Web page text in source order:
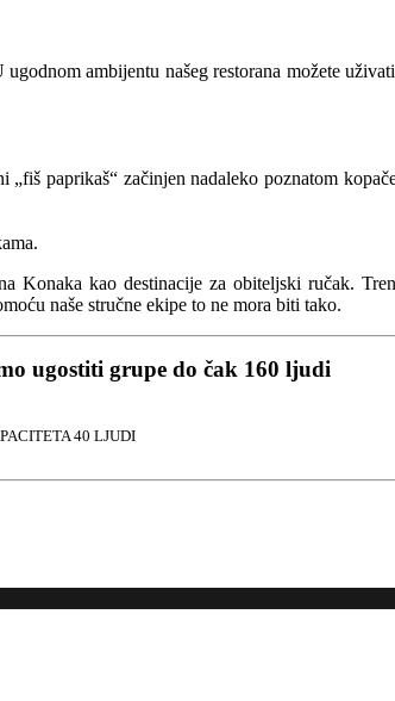
ambijentu našeg restorana možete
paprikaš“ začinjen nadaleko poznatom
Konaka kao destinacije za obiteljski ručak.
naše stručne ekipe to ne mora biti tako.
ugostiti grupe do čak 160 ljudi
40 LJUDI